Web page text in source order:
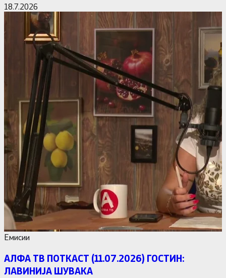
18.7.2026
Емисии
АЛФА ТВ ПОТКАСТ (11.07.2026) ГОСТИН:
ЛАВИНИЈА ШУВАКА